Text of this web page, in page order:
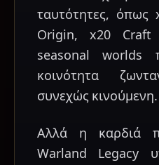
ταυτότητες,
Origin, x20 Craft
seasonal worlds
κοινότητα
συνεχώς κινούμενη.
Αλλά η καρδιά
Warland Legacy